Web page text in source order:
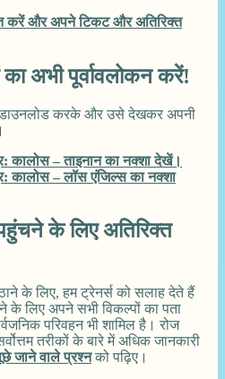
करें और अपने टिकट और अतिरिक्त
अभी पूर्वावलोकन करें!
डाउनलोड करके और उसे देखकर अपनी
कालोस – ताइनान का नक्शा देखें।
कालोस – लॉस एंजिल्स का नक्शा
के लिए अतिरिक्त
के लिए, हम ट्रेनर्स को सलाह देते हैं
के लिए अपने सभी विकल्पों का पता
परिवहन भी शामिल है। रोज
तरीकों के बारे में अधिक जानकारी
जाने वाले प्रश्नको पढ़िए।